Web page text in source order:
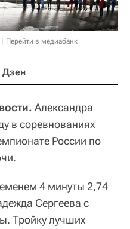
Перейти в медиабанк
Дзен
Александра
в соревнованиях
России по
4 минуты 2,74
Сергеева с
Тройку лучших